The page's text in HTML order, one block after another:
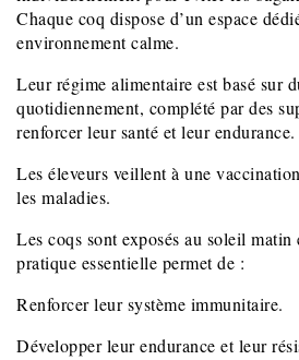
Chaque coq dispose d’un espace
environnement calme.
Leur régime alimentaire est basé sur
quotidiennement, complété par des
renforcer leur santé et leur endurance.
Les éleveurs veillent à une
les maladies.
Les coqs sont exposés au soleil
pratique essentielle permet de :
Renforcer leur système immunitaire.
Développer leur endurance et leur